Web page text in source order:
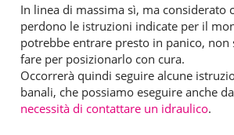
In linea di massima sì, ma considerato
perdono le istruzioni indicate per il
potrebbe entrare presto in panico, non
fare per posizionarlo con cura.
Occorrerà quindi seguire alcune
banali, che possiamo eseguire anche
necessità di contattare un idraulico.